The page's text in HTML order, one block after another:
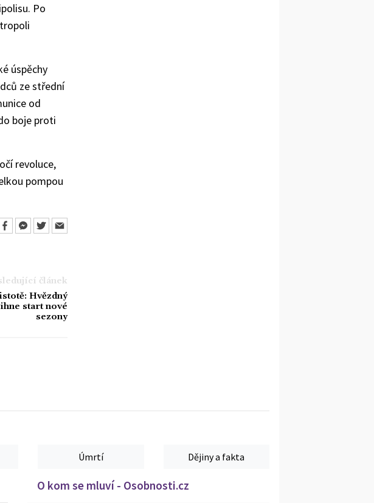
Po
úspěchy
ze střední
od
boje proti
revoluce,
pompou
článek
Hvězdný
start nové
sezony
Úmrtí Dějiny a fakta
O kom se mluví - Osobnosti.cz